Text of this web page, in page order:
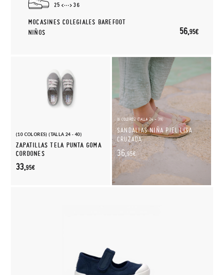
25 36
MOCASINES COLEGIALES BAREFOOT
NIÑOS
56,95€
(10 COLORES) (TALLA 24 - 40)
ZAPATILLAS TELA PUNTA GOMA
CORDONES
33,95€
(6 COLORES) (TALLA 24 - 39)
SANDALIAS NIÑA PIEL LISA
CRUZADA
36, 95€